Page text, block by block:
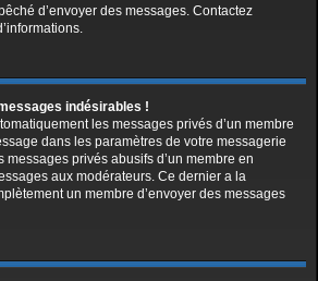
d’envoyer des messages. Contactez
indésirables !
les messages privés d’un membre
dans les paramètres de votre messagerie
messages privés abusifs d’un membre en
aux modérateurs. Ce dernier a la
un membre d’envoyer des messages